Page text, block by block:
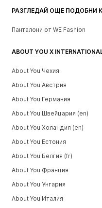
РАЗГЛЕДАЙ ОЩЕ ПОДОБНИ
Панталони от WE Fashion
ABOUT YOU X
About You Чехия
About You Австрия
About You Германия
About You Швейцария (en)
About You Холандия (en)
About You Естония
About You Белгия (fr)
About You Франция
About You Унгария
About You Италия